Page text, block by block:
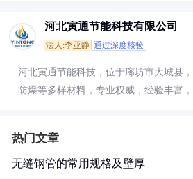
河北寅通节能科技有限公司
法人:李亚静 通过深度核验
河北寅通节能科技，位于廊坊市大城县
防爆等多样材料，专业权威，经验丰富，
热门文章
无缝钢管的常用规格及壁厚